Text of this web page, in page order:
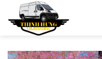
qua